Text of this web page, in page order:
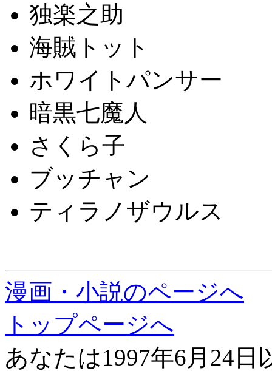
独楽之助
海賊トット
ホワイトパンサー
暗黒七魔人
さくら子
ブッチャン
ティラノザウルス
漫画・小説のページへ
トップページへ
あなたは1997年6月24